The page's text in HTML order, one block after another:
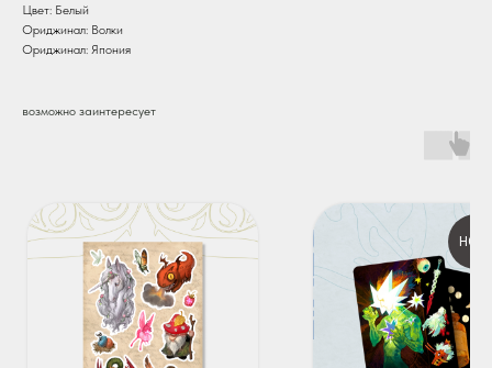
Цвет: Белый
Ориджинал: Волки
Ориджинал: Япония
возможно заинтересует